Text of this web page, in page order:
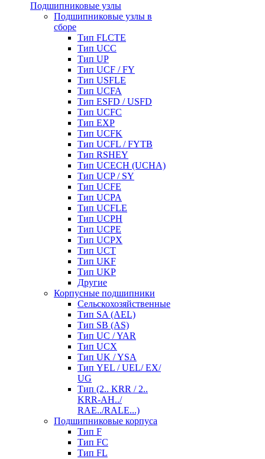
Подшипниковые узлы
Подшипниковые узлы в
сборе
Тип FLCTE
Тип UCC
Тип UP
Тип UCF / FY
Тип USFLE
Тип UCFA
Тип ESFD / USFD
Тип UCFC
Тип EXP
Тип UCFK
Тип UCFL / FYTB
Тип RSHEY
Тип UCECH (UCHA)
Тип UCP / SY
Тип UCFE
Тип UCPA
Тип UCFLE
Тип UCPH
Тип UCPE
Тип UCPX
Тип UCT
Тип UKF
Тип UKP
Другие
Корпусные подшипники
Сельскохозяйственные
Тип SA (AEL)
Тип SB (AS)
Тип UC / YAR
Тип UCX
Тип UK / YSA
Тип YEL / UEL/ EX/
UG
Тип (2.. KRR / 2..
KRR-AH../
RAE../RALE...)
Подшипниковые корпуса
Тип F
Тип FC
Тип FL